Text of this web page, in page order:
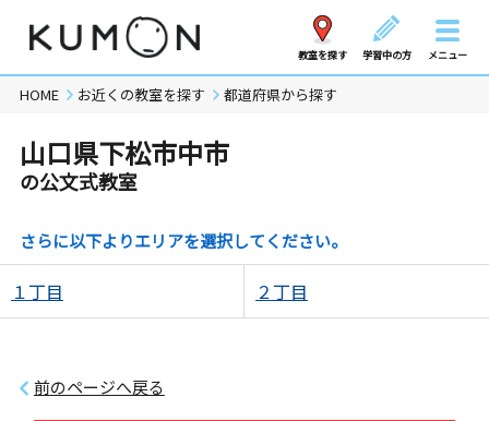
教室を探す 学習中の方 メニュー
HOME お近くの教室を探す 都道府県から探す
山口県下松市中市
の公文式教室
さらに以下よりエリアを選択してください。
１丁目 ２丁目
前のページへ戻る